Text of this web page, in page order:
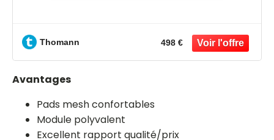
Thomann 498 €
Avantages
Pads mesh confortables
Module polyvalent
Excellent rapport qualité/prix